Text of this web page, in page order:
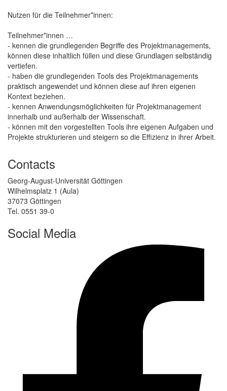
Nutzen für die Teilnehmer*innen:
Teilnehmer*innen …
- kennen die grundlegenden Begriffe des Projektmanagements,
können diese inhaltlich füllen und diese Grundlagen selbständig
vertiefen.
- haben die grundlegenden Tools des Projektmanagements
praktisch angewendet und können diese auf ihren eigenen
Kontext beziehen.
- kennen Anwendungsmöglichkeiten für Projektmanagement
innerhalb und außerhalb der Wissenschaft.
- können mit den vorgestellten Tools ihre eigenen Aufgaben und
Projekte strukturieren und steigern so die Effizienz in ihrer Arbeit.
Contacts
Georg-August-Universität Göttingen
Wilhelmsplatz 1 (Aula)
37073 Göttingen
Tel. 0551 39-0
Social Media